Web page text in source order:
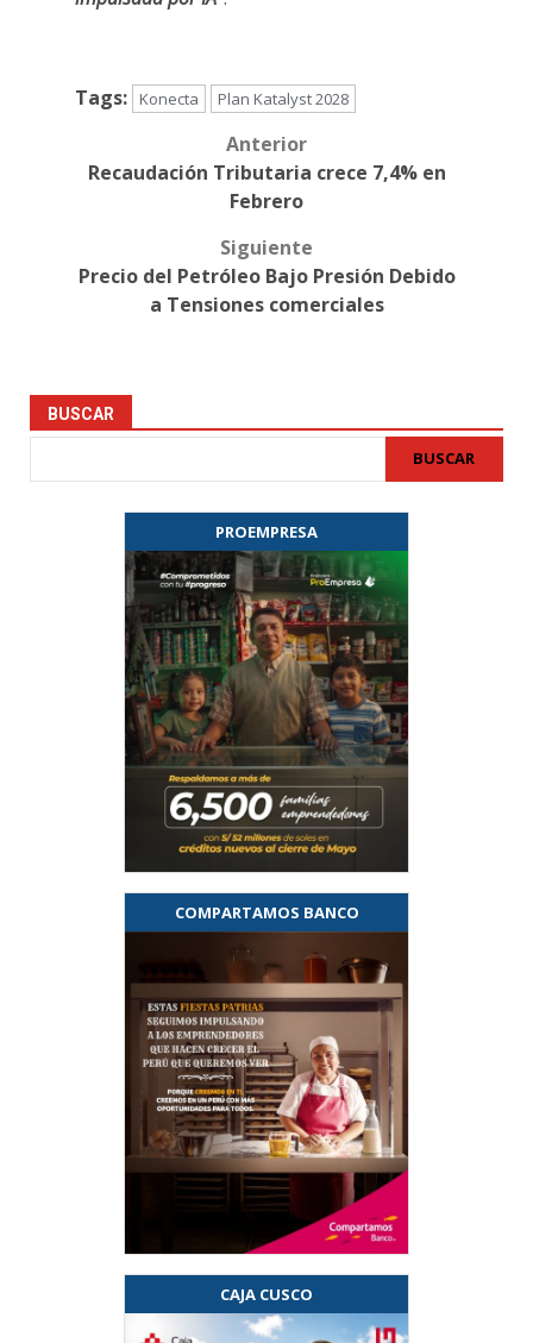
Tags: Konecta Plan Katalyst 2028
Anterior
Recaudación Tributaria crece 7,4% en
Febrero
Siguiente
Precio del Petróleo Bajo Presión Debido
a Tensiones comerciales
BUSCAR
BUSCAR
PROEMPRESA
COMPARTAMOS BANCO
CAJA CUSCO